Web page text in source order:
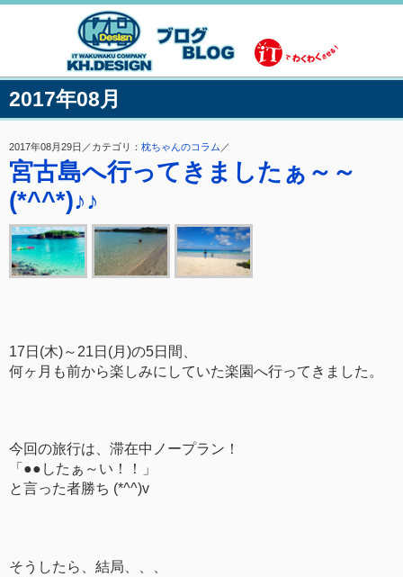
2017年08月
2017年08月29日／カテゴリ： 枕ちゃんのコラム ／
宮古島へ行ってきましたぁ～～
(*^^*)♪♪
17日(木)～21日(月)の5日間、
何ヶ月も前から楽しみにしていた楽園へ行ってきました。
今回の旅行は、滞在中ノープラン！
「●●したぁ～い！！」
と言った者勝ち (*^^)v
そうしたら、結局、、、